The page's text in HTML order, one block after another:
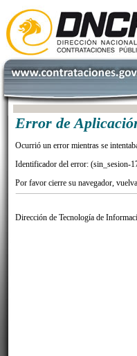
Error de
Ocurrió un error mientras se
Identificador del error: (sin_sesion-
Por favor cierre su navegador,
Dirección de Tecnología de